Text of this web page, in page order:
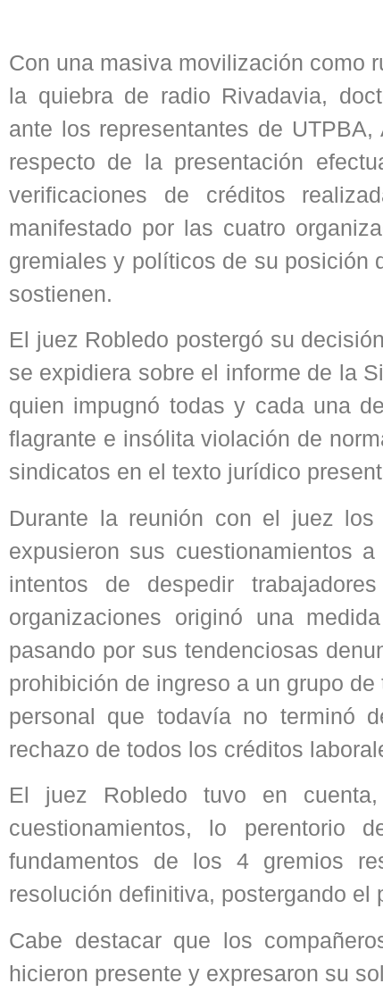
Con una masiva movilización como
la quiebra de radio Rivadavia,
ante los representantes de
respecto de la presentación
verificaciones de créditos
manifestado por las cuatro
gremiales y políticos de su posición
sostienen.
El juez Robledo postergó su
se expidiera sobre el informe de la
quien impugnó todas y cada una
flagrante e insólita violación de
sindicatos en el texto jurídico
Durante la reunión con el juez los
expusieron sus cuestionamientos
intentos de despedir
organizaciones originó una
pasando por sus tendenciosas
prohibición de ingreso a un grupo
personal que todavía no terminó
rechazo de todos los créditos
El juez Robledo tuvo en
cuestionamientos, lo
fundamentos de los 4 gremios
resolución definitiva, postergando el
Cabe destacar que los
hicieron presente y expresaron su